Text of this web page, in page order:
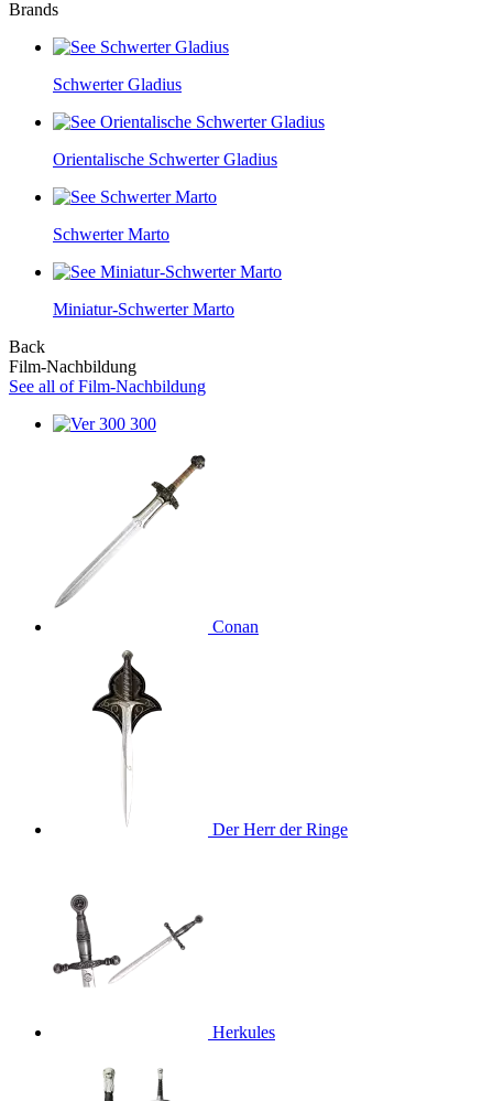
Brands
Schwerter Gladius
Orientalische Schwerter Gladius
Schwerter Marto
Miniatur-Schwerter Marto
Back
Film-Nachbildung
See all of Film-Nachbildung
300
Conan
Der Herr der Ringe
Herkules